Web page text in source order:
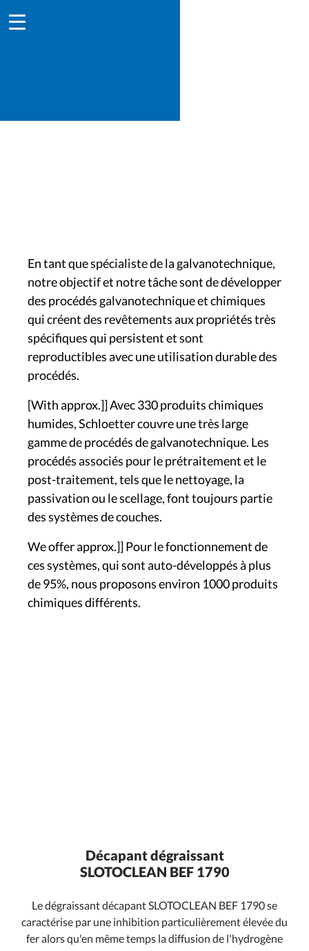
En tant que spécialiste de la galvanotechnique,
notre objectif et notre tâche sont de développer
des procédés galvanotechnique et chimiques
qui créent des revêtements aux propriétés très
spécifiques qui persistent et sont
reproductibles avec une utilisation durable des
procédés.
[With approx.]] Avec 330 produits chimiques
humides, Schloetter couvre une très large
gamme de procédés de galvanotechnique. Les
procédés associés pour le prétraitement et le
post-traitement, tels que le nettoyage, la
passivation ou le scellage, font toujours partie
des systèmes de couches.
We offer approx.]] Pour le fonctionnement de
ces systèmes, qui sont auto-développés à plus
de 95%, nous proposons environ 1000 produits
chimiques différents.
Décapant dégraissant
SLOTOCLEAN BEF 1790
Le dégraissant décapant SLOTOCLEAN BEF 1790 se
caractérise par une inhibition particulièrement élevée du
fer alors qu'en même temps la diffusion de l'hydrogène